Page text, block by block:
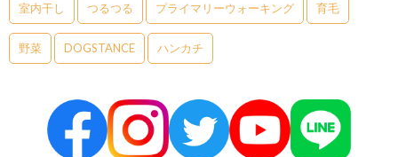
室内干し つるつる プライマリーウォーキング 育毛
野菜 DOGSTANCE ハンカチ